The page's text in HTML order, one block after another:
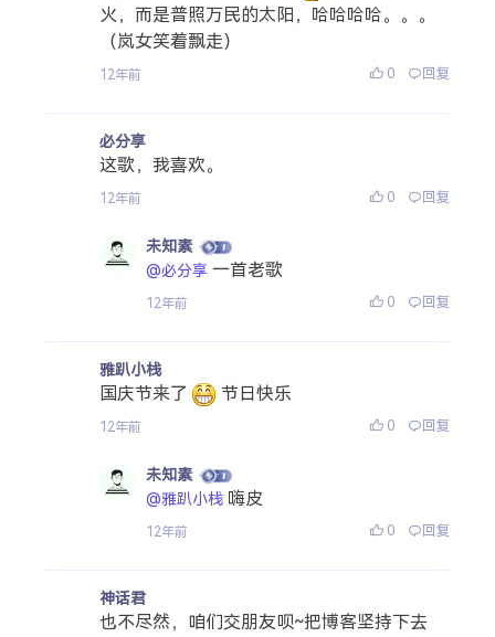
火，而是普照万民的太阳，哈哈哈哈。。。
（岚女笑着飘走）
12年前 0 回复
必分享
这歌，我喜欢。
12年前 0 回复
未知素
@必分享 一首老歌
12年前 0 回复
雅趴小栈
国庆节来了 节日快乐
12年前 0 回复
未知素
@雅趴小栈 嗨皮
12年前 0 回复
神话君
也不尽然，咱们交朋友呗~把博客坚持下去